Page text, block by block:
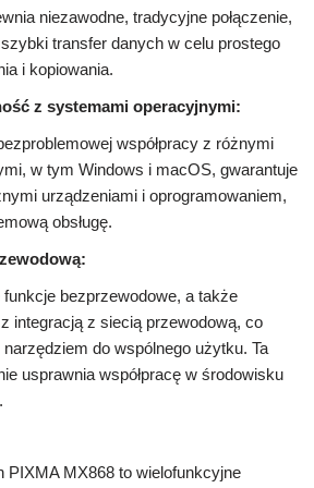
niezawodne, tradycyjne połączenie,
transfer danych w celu prostego
i kopiowania.
z systemami operacyjnymi:
współpracy z różnymi
w tym Windows i macOS, gwarantuje
urządzeniami i oprogramowaniem,
obsługę.
bezprzewodowe, a także
integracją z siecią przewodową, co
do wspólnego użytku. Ta
usprawnia współpracę w środowisku
PIXMA MX868 to wielofunkcyjne